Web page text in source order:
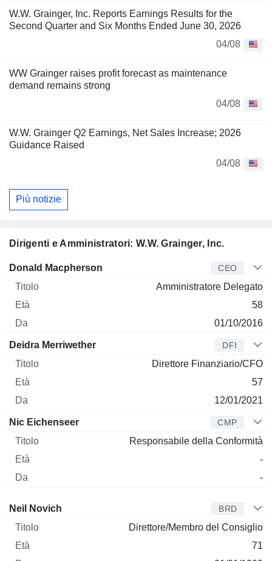
W.W. Grainger, Inc. Reports Earnings Results for the
Second Quarter and Six Months Ended June 30, 2026
04/08
WW Grainger raises profit forecast as maintenance
demand remains strong
04/08
W.W. Grainger Q2 Earnings, Net Sales Increase; 2026
Guidance Raised
04/08
Più notizie
Dirigenti e Amministratori: W.W. Grainger, Inc.
Manager Titolo Età
Donald Macpherson CEO
Amministratore Delegato
58
01/10/2016
Deidra Merriwether DFI
Direttore Finanziario/CFO
57
12/01/2021
Nic Eichenseer CMP
Responsabile della Conformità
-
-
Amministratore
Neil Novich BRD
Direttore/Membro del Consiglio
71